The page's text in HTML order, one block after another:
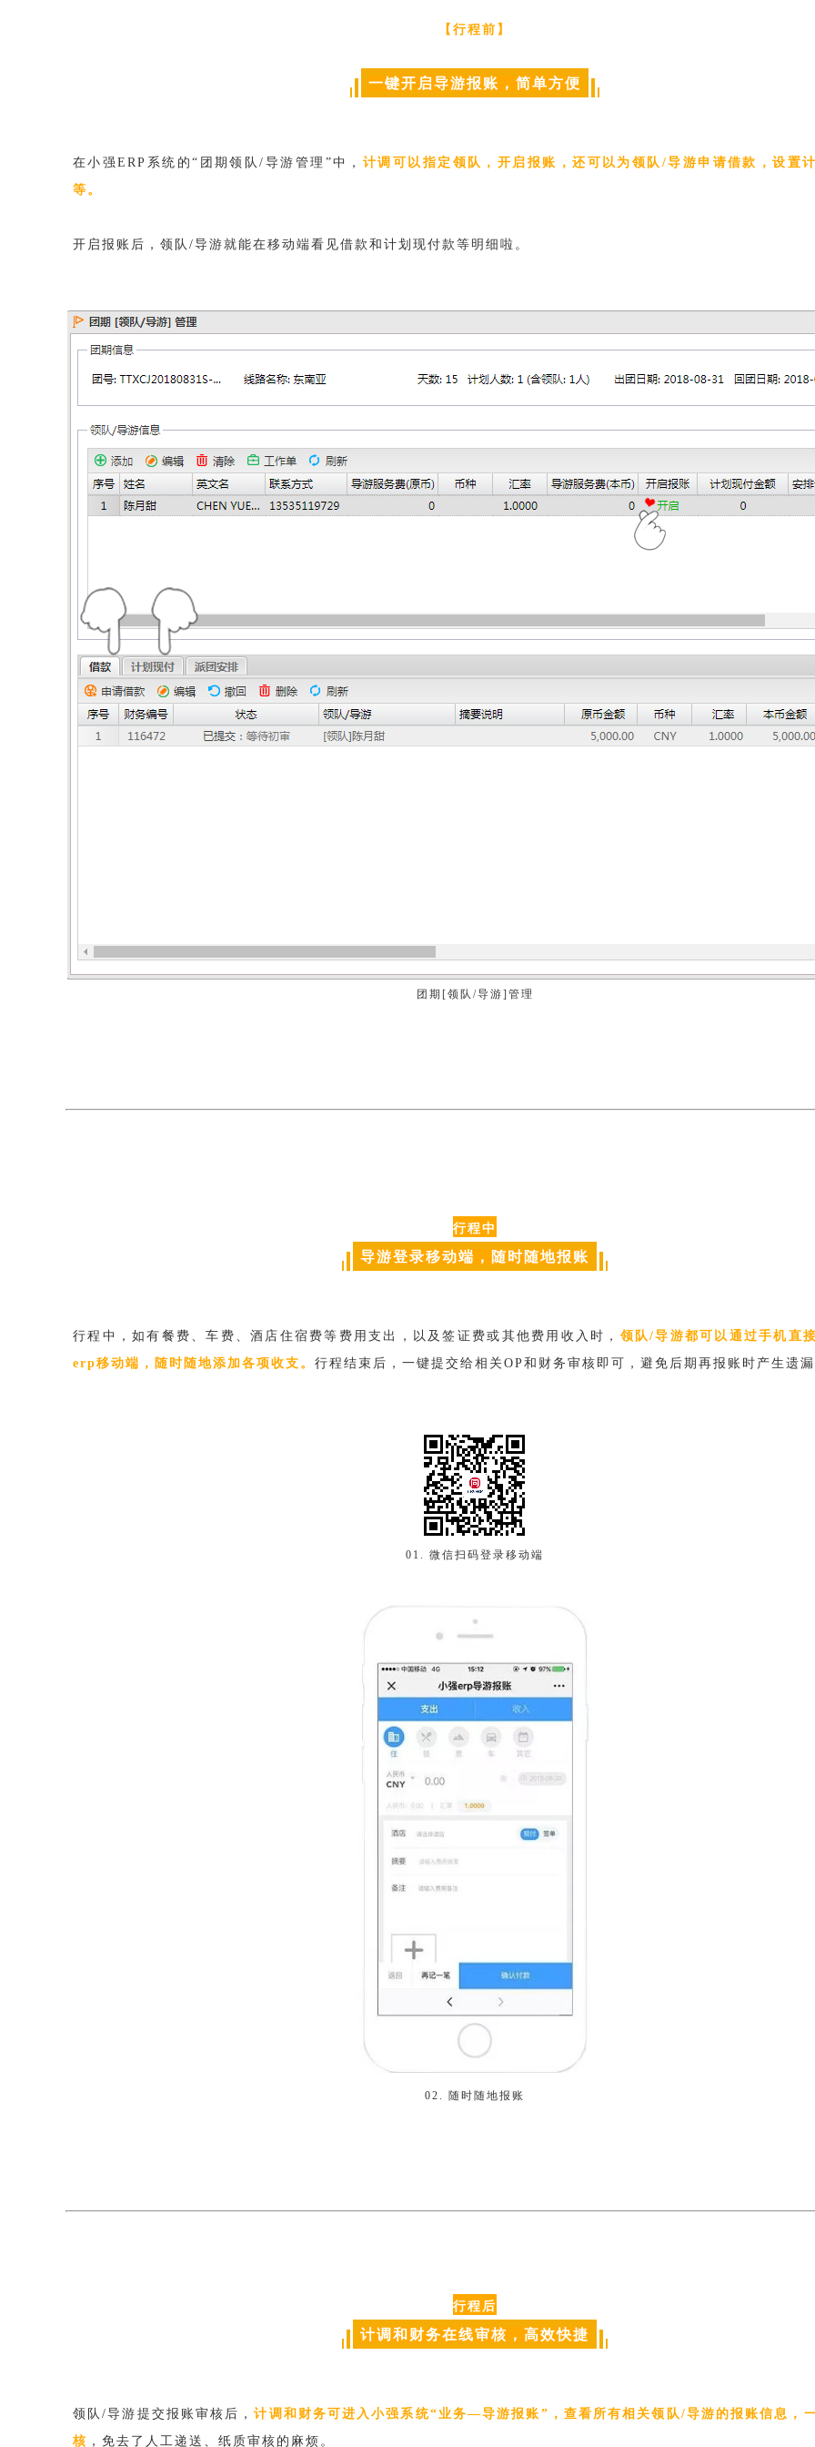
【行程前 】
一键开启导游报账，简单方便
在小强ERP系统的“团期领队/导游管理”中， 计调可以指定领队，开启报 账，还可以为领队/导游申请借款，设置
等。
开启报账后， 领队/导游就能在移动端看见借款和计划现付款等明细啦。
团期[领队/导游]管理
行程中
导游登录移动端，随时随地报账
行程中，如有餐费、车费、酒店住宿费等费用支出，以及签证费或其他费用收入时， 领队/导游都可以通过手机直
erp移动端，随时随地添加各项收支。 行程结束后，一键提交给相关OP和财务审核即可，避免后期再报账时产生遗漏
01. 微信扫码登录移动端
02. 随时随地报账
行程后
计调和财务在线审核，高效快捷
领队/导游提交报账审核后，计调和财务可进入小强系统“业务—导游报账”，查看所有相关领队/导游的报账信息，
核 ，免去了人工递送、纸质审核的麻烦。